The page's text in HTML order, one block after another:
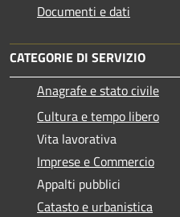
Documenti e dati
CATEGORIE DI SERVIZIO
Anagrafe e stato civile
Cultura e tempo libero
Vita lavorativa
Imprese e Commercio
Appalti pubblici
Catasto e urbanistica